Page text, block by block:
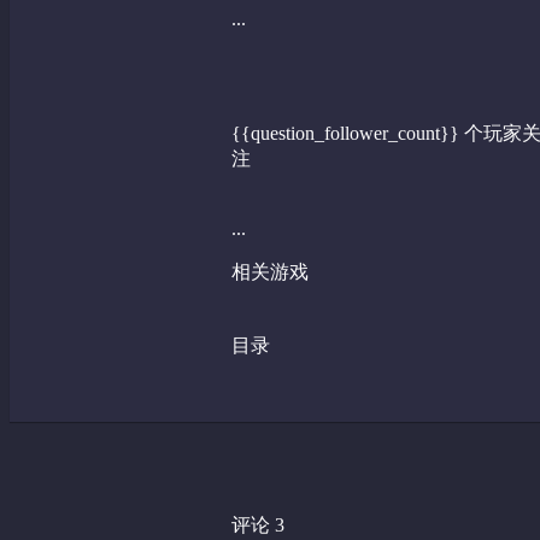
...
{{question_follower_count}} 个玩家关
注
...
相关游戏
目录
评论 3